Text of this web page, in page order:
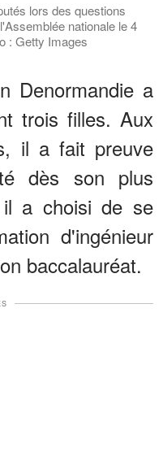
lors des questions
nationale le 4
: Getty Images
Denormandie a
trois filles. Aux
il a fait preuve
dès son plus
il a choisi de se
d'ingénieur
baccalauréat.